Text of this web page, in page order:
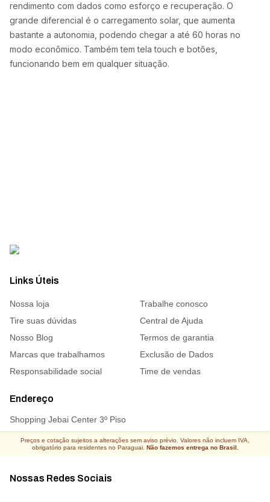
rendimento com dados como esforço e recuperação. O
grande diferencial é o carregamento solar, que aumenta
bastante a autonomia, podendo chegar a até 60 horas no
modo econômico. Também tem tela touch e botões,
funcionando bem em qualquer situação.
Links Úteis
Nossa loja
Trabalhe conosco
Tire suas dúvidas
Central de Ajuda
Nosso Blog
Termos de garantia
Marcas que trabalhamos
Exclusão de Dados
Responsabilidade social
Time de vendas
Endereço
Shopping Jebai Center 3º Piso
Nossas Redes Sociais
Preços e cotação sujeitos a alterações sem aviso prévio. Valores não incluem IVA,
obrigatório para residentes no Paraguai. Não fazemos entrega no Brasil.